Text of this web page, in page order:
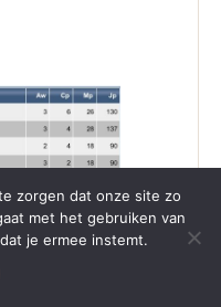
zeker goed
Kenamju
zorgen dat onze site zo
met het gebruiken van
je ermee instemt.